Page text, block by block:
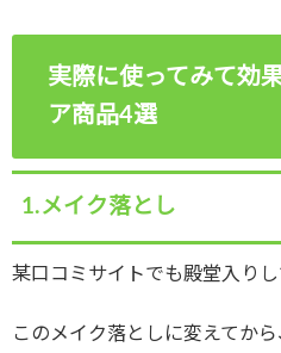
実際に使ってみて効
ア商品4選
1.メイク落とし
某口コミサイトでも殿堂入りし
このメイク落としに変えてか